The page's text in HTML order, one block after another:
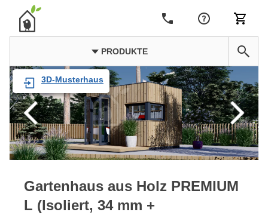
PRODUKTE
3D-Musterhaus
Gartenhaus aus Holz PREMIUM
L (Isoliert, 34 mm +